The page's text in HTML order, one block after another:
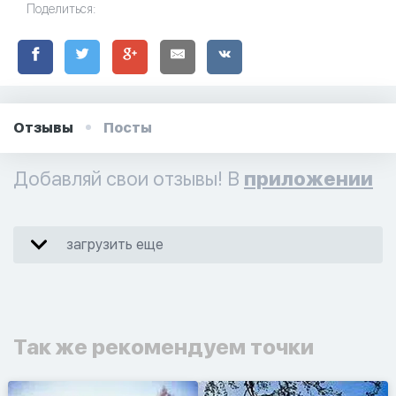
фотографиях и узнайте о часах работы. Ваше духовное
путешествие начинается здесь.
Поделиться:
Отзывы Посты
Добавляй свои отзывы! В приложении
загрузить еще
Так же рекомендуем точки